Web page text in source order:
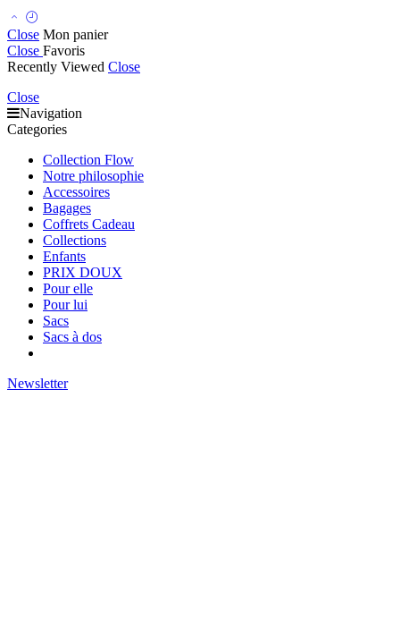
Close Mon panier
Close Favoris
Recently Viewed Close
Close
Navigation
Categories
Collection Flow
Notre philosophie
Accessoires
Bagages
Coffrets Cadeau
Collections
Enfants
PRIX DOUX
Pour elle
Pour lui
Sacs
Sacs à dos
Newsletter